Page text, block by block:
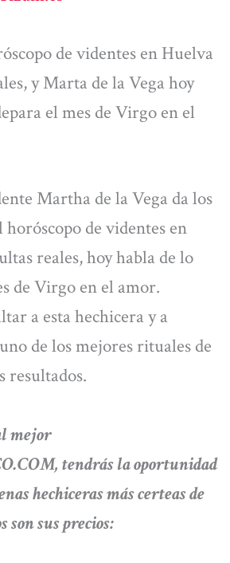
de videntes en Huelva
y Marta de la Vega hoy
el mes de Virgo en el
Martha de la Vega da los
horóscopo de videntes en
reales, hoy habla de lo
de Virgo en el amor.
a esta hechicera y a
de los mejores rituales de
resultados.
mejor
tendrás la oportunidad
hechiceras más certeas de
son sus precios: